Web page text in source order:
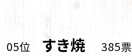
05位 すき焼 385票